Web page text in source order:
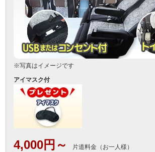
4,000円～
片道料金（お一人様）
※写真はイメージです
アイマスク付